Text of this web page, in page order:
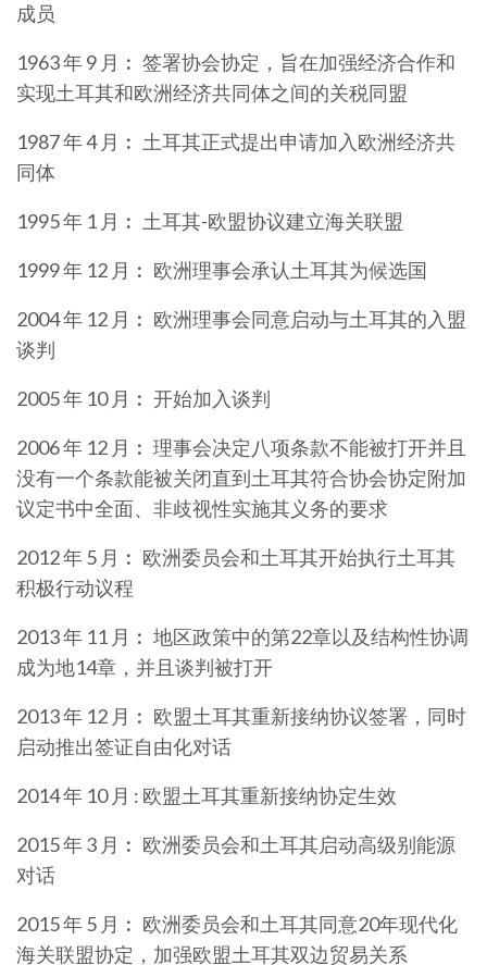
成员
1963 年 9 月︰ 签署协会协定，旨在加强经济合作和
实现土耳其和欧洲经济共同体之间的关税同盟
1987 年 4 月︰ 土耳其正式提出申请加入欧洲经济共
同体
1995 年 1 月︰ 土耳其-欧盟协议建立海关联盟
1999 年 12 月︰ 欧洲理事会承认土耳其为候选国
2004 年 12 月︰ 欧洲理事会同意启动与土耳其的入盟
谈判
2005 年 10 月︰ 开始加入谈判
2006 年 12 月︰ 理事会决定八项条款不能被打开并且
没有一个条款能被关闭直到土耳其符合协会协定附加
议定书中全面、非歧视性实施其义务的要求
2012 年 5 月︰ 欧洲委员会和土耳其开始执行土耳其
积极行动议程
2013 年 11 月︰ 地区政策中的第22章以及结构性协调
成为地14章，并且谈判被打开
2013 年 12 月︰ 欧盟土耳其重新接纳协议签署，同时
启动推出签证自由化对话
2014 年 10 月 : 欧盟土耳其重新接纳协定生效
2015 年 3 月︰ 欧洲委员会和土耳其启动高级别能源
对话
2015 年 5 月︰ 欧洲委员会和土耳其同意20年现代化
海关联盟协定，加强欧盟土耳其双边贸易关系